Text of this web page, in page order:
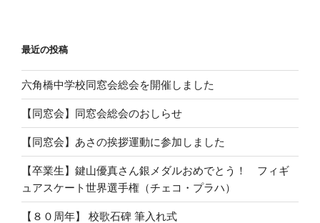
最近の投稿
六角橋中学校同窓会総会を開催しました
【同窓会】同窓会総会のおしらせ
【同窓会】あさの挨拶運動に参加しました
【卒業生】鍵山優真さん銀メダルおめでとう！ フィギ
ュアスケート世界選手権（チェコ・プラハ）
【８０周年】 校歌石碑 筆入れ式